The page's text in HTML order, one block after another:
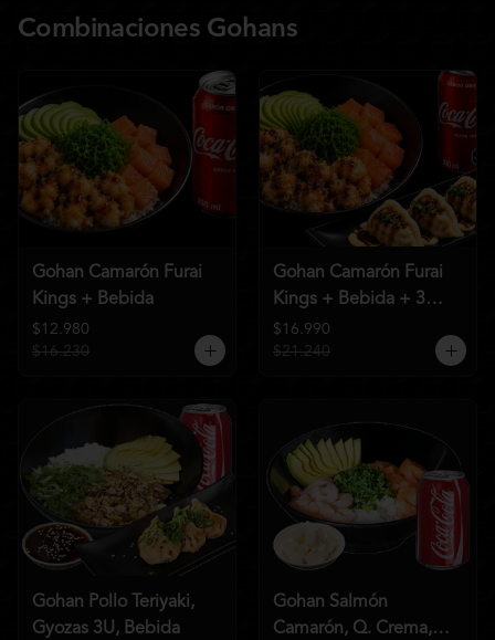
Combinaciones Gohans
Gohan Camarón Furai
Kings + Bebida
$12.980
$16.230
Gohan Camarón Furai
Kings + Bebida + 3
Unid de Gyozas Nikkei
$16.990
$21.240
Gohan Pollo Teriyaki,
Gyozas 3U, Bebida
Gohan Salmón
Camarón, Q. Crema,